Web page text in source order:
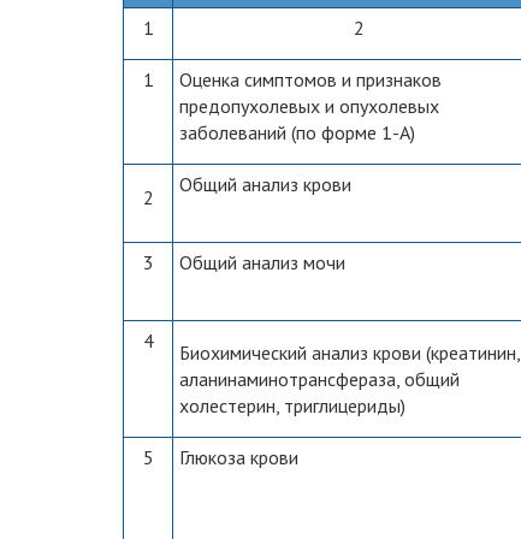
1 2
1
Оценка симптомов и признаков
предопухолевых и опухолевых
заболеваний (по форме 1-А)
2
Общий анализ крови
3 Общий анализ мочи
4
Биохимический анализ крови (креатинин,
аланинаминотрансфераза, общий
холестерин, триглицериды)
5 Глюкоза крови